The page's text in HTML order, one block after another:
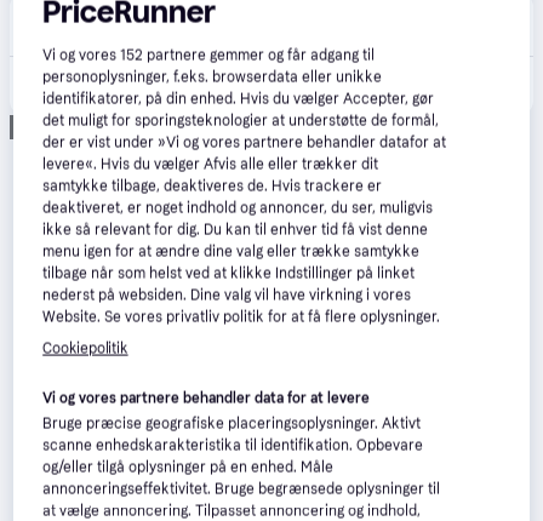
Profiloptik.dk
Air Optix Colors Brilliant Blue - 2 stk/pakke
Annonce
PriceRunner
Vi og vores152 partnere gemmer og får adgang til
personoplysninger, f.eks. browserdata eller unikke
identifikatorer, på din enhed. Hvis du vælger Accepter, gør
det muligt for sporingsteknologier at understøtte de formål,
der er vist under »Vi og vores partnere behandler datafor at
levere«. Hvis du vælger Afvis alle eller trækker dit
samtykke tilbage, deaktiveres de. Hvis trackere er
deaktiveret, er noget indhold og annoncer, du ser, muligvis
ikke så relevant for dig. Du kan til enhver tid få vist denne
menu igen for at ændre dine valg eller trække samtykke
tilbage når som helst ved at klikke Indstillinger på linket
nederst på websiden. Dine valg vil have virkning i vores
Website. Se vores privatliv politik for at få flere oplysninger.
Cookiepolitik
Vi og vores partnere behandler data for at levere
Bruge præcise geografiske placeringsoplysninger. Aktivt
scanne enhedskarakteristika til identifikation. Opbevare
og/eller tilgå oplysninger på en enhed. Måle
annonceringseffektivitet. Bruge begrænsede oplysninger til
at vælge annoncering. Tilpasset annoncering og indhold,